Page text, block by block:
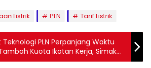
Listrik PLN Tarif Listrik
PLN Perpanjang Waktu
Kuota Ikatan Kerja, Simak